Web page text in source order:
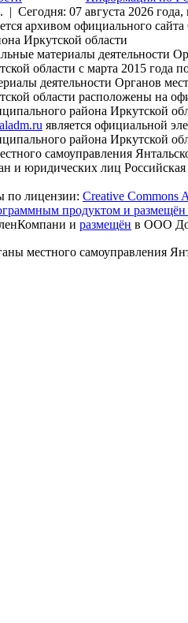
. | Сегодня: 07 августа 2026
архивом официального
Иркутской области
материалы деятельности
области с марта 2015 года
деятельности Органов
области расположены на
района Иркутской
является официальной
района Иркутской
самоуправления
и юридических лиц
по лицензии: Creative Commons
продуктом и
и размещён в ООО
местного самоуправления